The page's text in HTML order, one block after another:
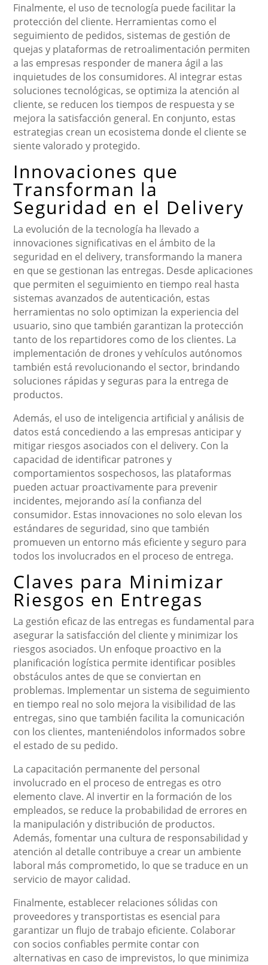
Finalmente, el uso de tecnología puede facilitar la
protección del cliente. Herramientas como el
seguimiento de pedidos, sistemas de gestión de
quejas y plataformas de retroalimentación permiten
a las empresas responder de manera ágil a las
inquietudes de los consumidores. Al integrar estas
soluciones tecnológicas, se optimiza la atención al
cliente, se reducen los tiempos de respuesta y se
mejora la satisfacción general. En conjunto, estas
estrategias crean un ecosistema donde el cliente se
siente valorado y protegido.
Innovaciones que
Transforman la
Seguridad en el Delivery
La evolución de la tecnología ha llevado a
innovaciones significativas en el ámbito de la
seguridad en el delivery, transformando la manera
en que se gestionan las entregas. Desde aplicaciones
que permiten el seguimiento en tiempo real hasta
sistemas avanzados de autenticación, estas
herramientas no solo optimizan la experiencia del
usuario, sino que también garantizan la protección
tanto de los repartidores como de los clientes. La
implementación de drones y vehículos autónomos
también está revolucionando el sector, brindando
soluciones rápidas y seguras para la entrega de
productos.
Además, el uso de inteligencia artificial y análisis de
datos está concediendo a las empresas anticipar y
mitigar riesgos asociados con el delivery. Con la
capacidad de identificar patrones y
comportamientos sospechosos, las plataformas
pueden actuar proactivamente para prevenir
incidentes, mejorando así la confianza del
consumidor. Estas innovaciones no solo elevan los
estándares de seguridad, sino que también
promueven un entorno más eficiente y seguro para
todos los involucrados en el proceso de entrega.
Claves para Minimizar
Riesgos en Entregas
La gestión eficaz de las entregas es fundamental para
asegurar la satisfacción del cliente y minimizar los
riesgos asociados. Un enfoque proactivo en la
planificación logística permite identificar posibles
obstáculos antes de que se conviertan en
problemas. Implementar un sistema de seguimiento
en tiempo real no solo mejora la visibilidad de las
entregas, sino que también facilita la comunicación
con los clientes, manteniéndolos informados sobre
el estado de su pedido.
La capacitación permanente del personal
involucrado en el proceso de entregas es otro
elemento clave. Al invertir en la formación de los
empleados, se reduce la probabilidad de errores en
la manipulación y distribución de productos.
Además, fomentar una cultura de responsabilidad y
atención al detalle contribuye a crear un ambiente
laboral más comprometido, lo que se traduce en un
servicio de mayor calidad.
Finalmente, establecer relaciones sólidas con
proveedores y transportistas es esencial para
garantizar un flujo de trabajo eficiente. Colaborar
con socios confiables permite contar con
alternativas en caso de imprevistos, lo que minimiza